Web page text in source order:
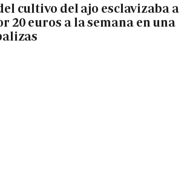
cultivo del ajo esclavizaba a
20 euros a la semana en una